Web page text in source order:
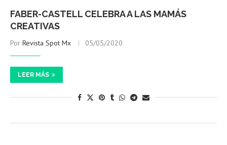
FABER-CASTELL CELEBRA A LAS MAMÁS
CREATIVAS
Por Revista Spot Mx 05/05/2020
LEER MÁS